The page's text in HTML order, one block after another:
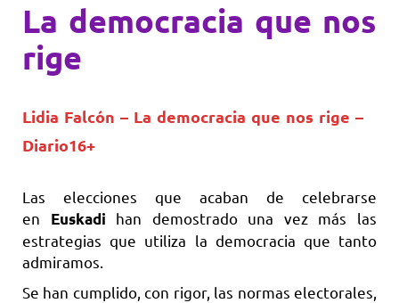
La democracia que nos
rige
Lidia Falcón – La democracia que nos rige –
Diario16+
Las elecciones que acaban de celebrarse
en Euskadi han demostrado una vez más las
estrategias que utiliza la democracia que tanto
admiramos.
Se han cumplido, con rigor, las normas electorales,